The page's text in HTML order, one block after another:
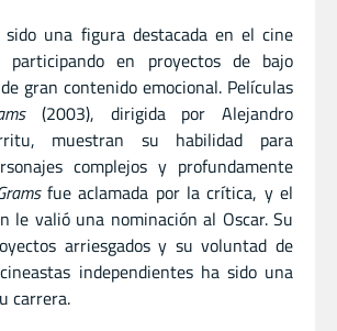
sido una figura destacada en el cine
participando en proyectos de bajo
gran contenido emocional. Películas
(2003), dirigida por Alejandro
muestran su habilidad para
complejos y profundamente
fue aclamada por la crítica, y el
le valió una nominación al Oscar. Su
arriesgados y su voluntad de
independientes ha sido una
carrera.